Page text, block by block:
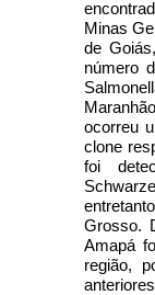
Minas
de
número
ocorreu
clone
foi
Grosso.
Amapá
região,